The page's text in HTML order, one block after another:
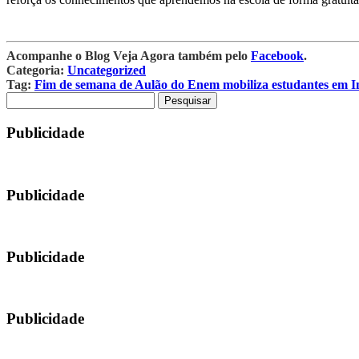
Acompanhe o Blog Veja Agora também pelo Facebook.
Categoria: Uncategorized
Tag: Fim de semana de Aulão do Enem mobiliza estudantes em
por:
Publicidade
Publicidade
Publicidade
Publicidade